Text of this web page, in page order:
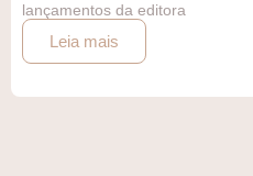
lançamentos da editora
Leia mais